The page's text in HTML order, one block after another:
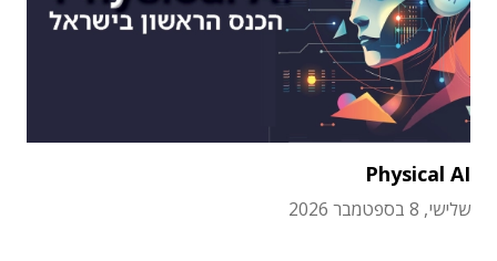
Physical AI
שלישי, 8 בספטמבר 2026